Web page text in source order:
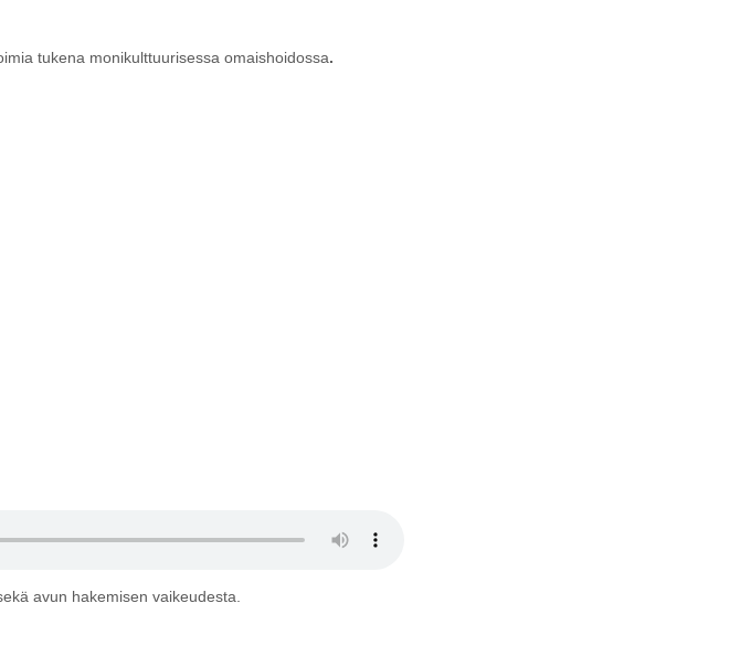
tukena monikulttuurisessa omaishoidossa.
avun hakemisen vaikeudesta.